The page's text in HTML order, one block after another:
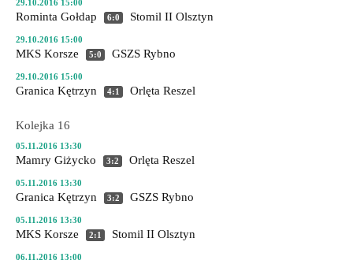
29.10.2016 15:00
Rominta Gołdap 6:0 Stomil II Olsztyn
29.10.2016 15:00
MKS Korsze 5:0 GSZS Rybno
29.10.2016 15:00
Granica Kętrzyn 4:1 Orlęta Reszel
Kolejka 16
05.11.2016 13:30
Mamry Giżycko 3:2 Orlęta Reszel
05.11.2016 13:30
Granica Kętrzyn 3:2 GSZS Rybno
05.11.2016 13:30
MKS Korsze 2:1 Stomil II Olsztyn
06.11.2016 13:00